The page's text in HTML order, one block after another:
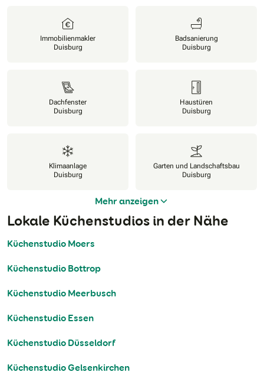
Immobilienmakler
Duisburg
Badsanierung
Duisburg
Dachfenster
Duisburg
Haustüren
Duisburg
Klimaanlage
Duisburg
Garten und Landschaftsbau
Duisburg
Mehr anzeigen
Lokale Küchenstudios in der Nähe
Küchenstudio Moers
Küchenstudio Bottrop
Küchenstudio Meerbusch
Küchenstudio Essen
Küchenstudio Düsseldorf
Küchenstudio Gelsenkirchen